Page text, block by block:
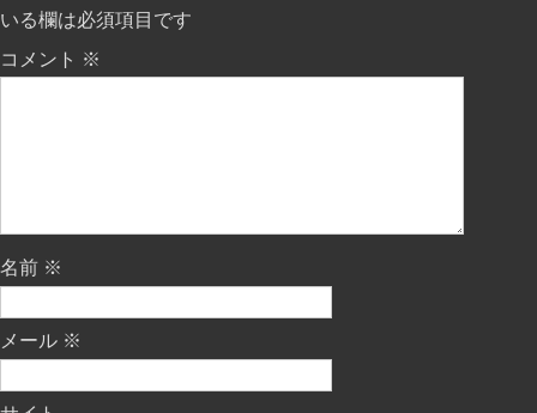
いる欄は必須項目です
コメント ※
名前 ※
メール ※